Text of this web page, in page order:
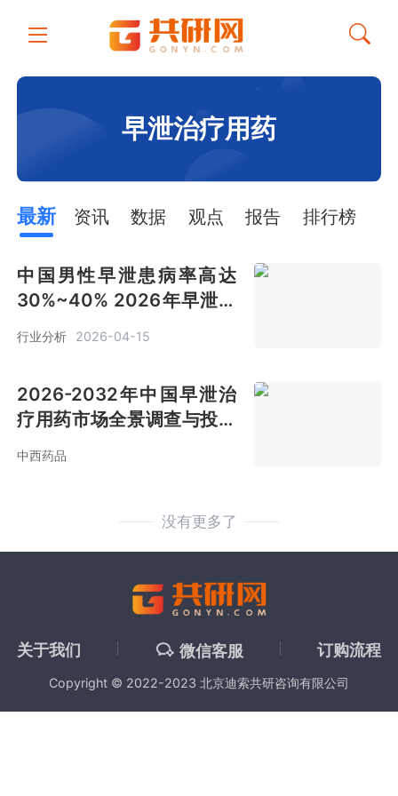
早泄治疗用药
最新 资讯 数据 观点 报告 排行榜
中国男性早泄患病率高达
30%~40% 2026年早泄治
疗用药市场规模约86.5亿元
[图]
行业分析 2026-04-15
2026-2032年中国早泄治
疗用药市场全景调查与投资
战略咨询报告
中西药品
没有更多了
关于我们 微信客服 订购流程
Copyright © 2022-2023 北京迪索共研咨询有限公司